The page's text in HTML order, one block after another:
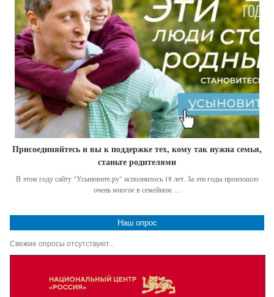
Присоединяйтесь и вы к поддержке тех, кому так нужна семья,
станьте родителями
В этом году сайту "Усыновите.ру" исполнилось 18 лет. За эти годы произошло
очень многое в семейном …
Наш опрос
Свежие опросы отсутствуют...